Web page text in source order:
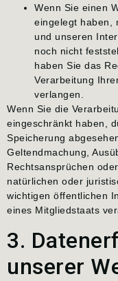
Wenn Sie einen
eingelegt haben,
und unseren
noch nicht
haben Sie das
Verarbeitung
verlangen.
Wenn Sie die
eingeschränkt haben,
Speicherung
Geltendmachung,
Rechtsansprüchen
natürlichen oder
wichtigen öffentlichen
eines Mitgliedstaats
3.
unserer